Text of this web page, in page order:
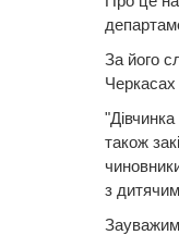
За його
Черкасах
також
з